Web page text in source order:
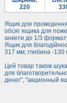
Для хот-догів
Лототрони
Ящики з акрилу
Цінники
Засоби захисту
Інформ.
220
Ящик для проведення
обсяг ящика для
анкети до 1/3
Ящик для
317 мм; глибина -130
Цей товар також
для
денег", "акционный